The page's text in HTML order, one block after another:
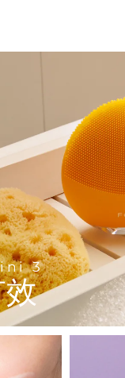
3
acne gel
设备
acne treatment
eye care
护理设备
revitalizing eye
remover
皮肤护理
pore care
play
light hairbrush
Dual-
hair
Teeth
LED + sonic
Teeth
PAP
男士